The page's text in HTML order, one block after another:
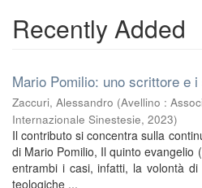
Recently Added
Mario Pomilio: uno scrittore e
Zaccuri, Alessandro (Avellino :
Internazionale Sinestesie, 2023)
Il contributo si concentra sulla
di Mario Pomilio, Il quinto evangelio
entrambi i casi, infatti, la volontà
teologiche ...